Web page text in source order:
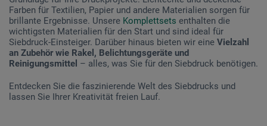
Farben für Textilien, Papier und andere Materialien sorgen für
brillante Ergebnisse. Unsere Komplettsets enthalten die
wichtigsten Materialien für den Start und sind ideal für
Siebdruck-Einsteiger. Darüber hinaus bieten wir eine Vielzahl
an Zubehör wie Rakel, Belichtungsgeräte und
Reinigungsmittel – alles, was Sie für den Siebdruck benötigen.
Entdecken Sie die faszinierende Welt des Siebdrucks und
lassen Sie Ihrer Kreativität freien Lauf.